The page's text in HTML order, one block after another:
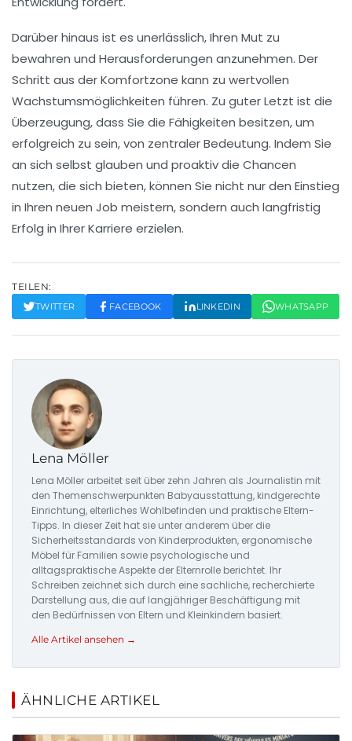
Darüber hinaus ist es unerlässlich, Ihren Mut zu
bewahren und Herausforderungen anzunehmen. Der
Schritt aus derKomfortzone kann zu wertvollen
Wachstumsmöglichkeiten führen. Zu guter Letzt ist die
Überzeugung, dass Sie die Fähigkeiten besitzen, um
erfolgreich zu sein, von zentraler Bedeutung. Indem Sie
an sich selbst glauben und proaktiv die Chancen
nutzen, die sich bieten, können Sie nicht nur den Einstieg
in Ihren neuen Job meistern, sondern auch langfristig
Erfolg in Ihrer Karriere erzielen.
TEILEN:
TWITTER FACEBOOK LINKEDIN WHATSAPP
Lena Möller
Lena Möller arbeitet seit über zehn Jahren als Journalistin mit
den Themenschwerpunkten Babyausstattung, kindgerechte
Einrichtung, elterliches Wohlbefinden und praktische Eltern-
Tipps. In dieser Zeit hat sie unter anderem über die
Sicherheitsstandards von Kinderprodukten, ergonomische
Möbel für Familien sowie psychologische und
alltagspraktische Aspekte der Elternrolle berichtet. Ihr
Schreiben zeichnet sich durch eine sachliche, recherchierte
Darstellung aus, die auf langjähriger Beschäftigung mit
den Bedürfnissen von Eltern und Kleinkindern basiert.
Alle Artikel ansehen →
ÄHNLICHE ARTIKEL